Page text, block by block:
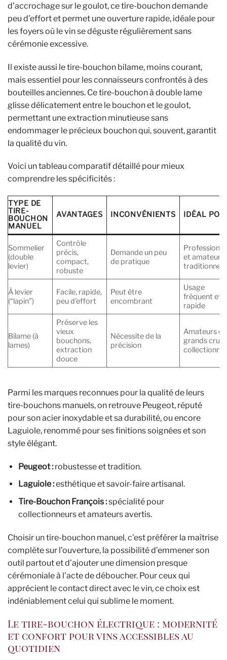
d’accrochage sur le goulot, ce tire-bouchon demande
peu d’effort et permet une ouverture rapide, idéale pour
les foyers où le vin se déguste régulièrement sans
cérémonie excessive.
Il existe aussi le tire-bouchon bilame, moins courant,
mais essentiel pour les connaisseurs confrontés à des
bouteilles anciennes. Ce tire-bouchon à double lame
glisse délicatement entre le bouchon et le goulot,
permettant une extraction minutieuse sans
endommager le précieux bouchon qui, souvent, garantit
la qualité du vin.
Voici un tableau comparatif détaillé pour mieux
comprendre les spécificités :
TYPE DE
TIRE-
BOUCHON
MANUEL
AVANTAGES INCONVÉNIENTS IDÉAL
Sommelier
(double
levier)
Contrôle
précis,
compact,
robuste
Demande un peu
de pratique
et amateurs
traditionnels
À levier
(“lapin”)
Facile, rapide,
peu d’effort
Peut être
encombrant
Usage
fréquent et
rapide
Bilame (à
lames)
Préserve les
vieux
bouchons,
extraction
douce
Nécessite de la
précision
Amateurs de
grands crus
Parmi les marques reconnues pour la qualité de leurs
tire-bouchons manuels, on retrouve Peugeot, réputé
pour son acier inoxydable et sa durabilité, ou encore
Laguiole, renommé pour ses finitions soignées et son
style élégant.
Peugeot :robustesse et tradition.
Laguiole :esthétique et savoir-faire artisanal.
Tire-Bouchon François :spécialité pour
collectionneurs et amateurs avertis.
Choisir un tire-bouchon manuel, c’est préférer la maîtrise
complète sur l’ouverture, la possibilité d’emmener son
outil partout et d’ajouter une dimension presque
cérémoniale à l’acte de déboucher. Pour ceux qui
apprécient le contact direct avec le vin, ce choix est
indéniablement celui qui sublime le moment.
Le tire-bouchon électrique : modernité
et confort pour vins accessibles au
quotidien